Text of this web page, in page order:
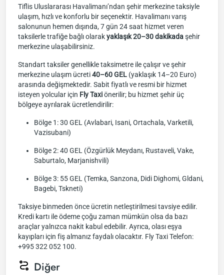
Tiflis Uluslararası Havalimanı’ndan şehir merkezine taksiyle
ulaşım, hızlı ve konforlu bir seçenektir. Havalimanı varış
salonunun hemen dışında, 7 gün 24 saat hizmet veren
taksilerle trafiğe bağlı olarakyaklaşık 20–30 dakikadaşehir
merkezine ulaşabilirsiniz.
Standart taksiler genellikle taksimetre ile çalışır ve şehir
merkezine ulaşım ücreti40–60 GEL (yaklaşık 14–20 Euro)
arasında değişmektedir. Sabit fiyatlı ve resmi bir hizmet
isteyen yolcular için Fly Taxiönerilir; bu hizmet şehir üç
bölgeye ayrılarak ücretlendirilir:
Bölge 1: 30 GEL (Avlabari, Isani, Ortachala, Varketili,
Vazisubani)
Bölge 2: 40 GEL (Özgürlük Meydanı, Rustaveli, Vake,
Saburtalo, Marjanishvili)
Bölge 3: 55 GEL (Temka, Sanzona, Didi Dighomi, Gldani,
Bagebi, Tskneti)
Taksiye binmeden önce ücretin netleştirilmesi tavsiye edilir.
Kredi kartı ile ödeme çoğu zaman mümkün olsa da bazı
araçlar yalnızca nakit kabul edebilir. Ayrıca, olası eşya
kayıpları için fiş almanız faydalı olacaktır. Fly Taxi Telefon:
+995 322 052 100.
Diğer